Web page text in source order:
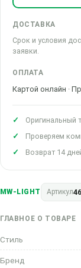
MW-LIGHT Артикул
ГЛАВНОЕ О ТОВАРЕ
Стиль
Бренд
ДОСТАВКА
Срок и условия
заявки.
ОПЛАТА
Картой онлайн ·
Оригинальный
Проверяем
Возврат 14